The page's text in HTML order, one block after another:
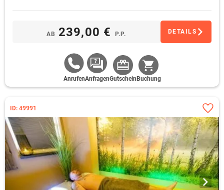
AB 239,00 € P.P. DETAILS
AnrufenAnfragenGutschein Buchung
ID: 49991